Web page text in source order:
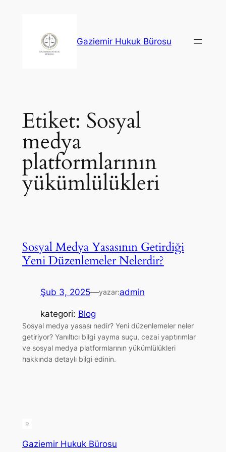
Gaziemir Hukuk Bürosu
Etiket: Sosyal
medya
platformlarının
yükümlülükleri
Sosyal Medya Yasasının Getirdiği
Yeni Düzenlemeler Nelerdir?
Şub 3, 2025—yazar:admin
kategori: Blog
Sosyal medya yasası nedir? Yeni düzenlemeler neler
getiriyor? Yanıltıcı bilgi yayma suçu, cezai yaptırımlar
ve sosyal medya platformlarının yükümlülükleri
hakkında detaylı bilgi edinin.
Gaziemir Hukuk Bürosu